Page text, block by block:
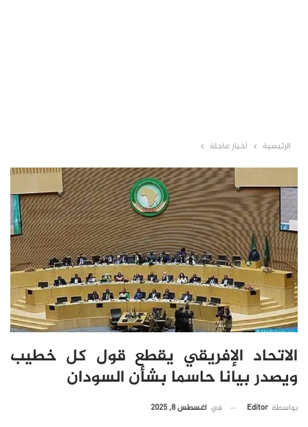
الرئيسية أخبار عاجلة
الاتحاد الإفريقي يقطع قول كل خطيب
ويصدر بيانا حاسما بشأن السودان
بواسطة Editor في أغسطس 8, 2025